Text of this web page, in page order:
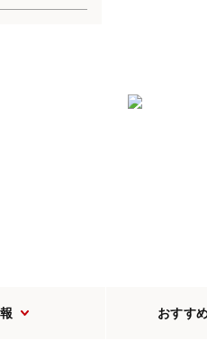
おすす